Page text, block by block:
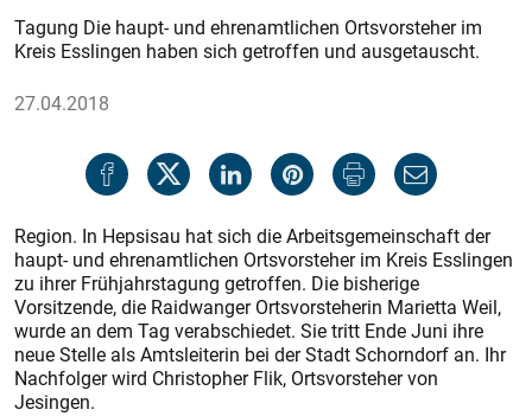
Tagung Die haupt- und ehrenamtlichen Ortsvorsteher im
Kreis Esslingen haben sich getroffen und ausgetauscht.
27.04.2018
Region. In Hepsisau hat sich die Arbeitsgemeinschaft der
haupt- und ehrenamtlichen Ortsvorsteher im Kreis Esslingen
zu ihrer Frühjahrstagung getroffen. Die bisherige
Vorsitzende, die Raidwanger Ortsvorsteherin Marietta Weil,
wurde an dem Tag verabschiedet. Sie tritt Ende Juni ihre
neue Stelle als Amtsleiterin bei der Stadt Schorndorf an. Ihr
Nachfolger wird Christopher Flik, Ortsvorsteher von
Jesingen.